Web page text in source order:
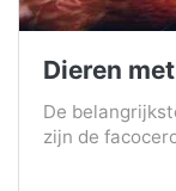
Dieren
De
zijn de